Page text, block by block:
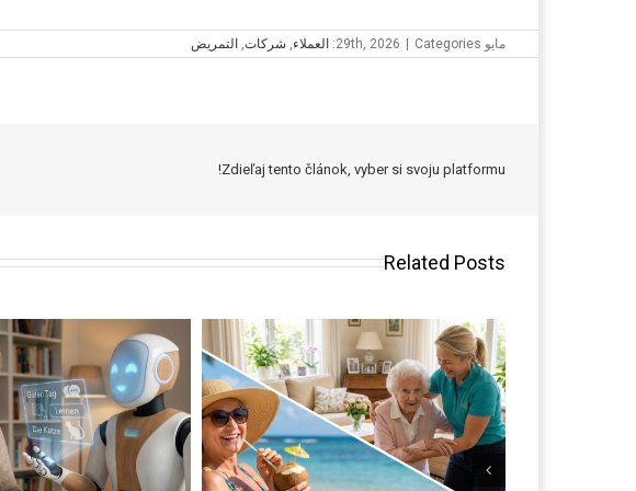
مايو 29th, 2026 Categories: العملاء, شركات, التمريض
Zdieľaj tento článok, vyber si svoju platformu!
Related Posts